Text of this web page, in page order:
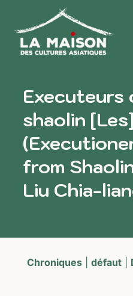
Executeurs
shaolin [Les]
from
Liu Chia-
Chroniques| défaut|